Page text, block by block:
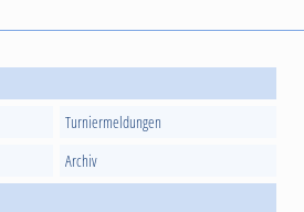
Turniermeldungen
Archiv